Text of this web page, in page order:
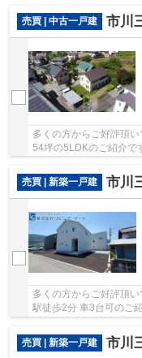
売買 | 中古一戸建 市川三郷
多くの方からご好評頂
54坪の5LDKのご紹介で
売買 | 新築一戸建
市川三
多くの方からご好評頂
駅徒歩2分 車3台可のご
売買 | 新築一戸建
市川三郷